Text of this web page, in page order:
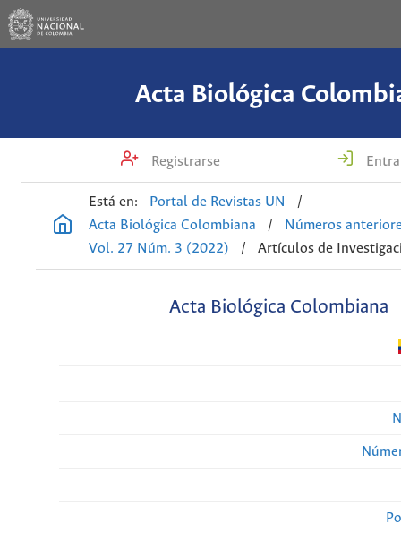
Acta Biológica
Registrarse
Está en: Portal de Revistas UN
/
Acta Biológica Colombiana
/
Números
Vol. 27 Núm. 3 (2022)
/ Artículos de
Acta Biológica Colombiana